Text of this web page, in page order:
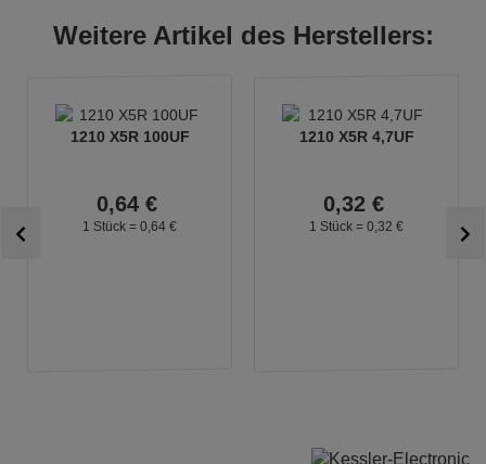
Weitere Artikel des Herstellers:
1210 X5R 100UF
0,64 €
1 Stück = 0, 64 €
1210 X5R 4,7UF
0,32 €
1 Stück = 0, 32 €